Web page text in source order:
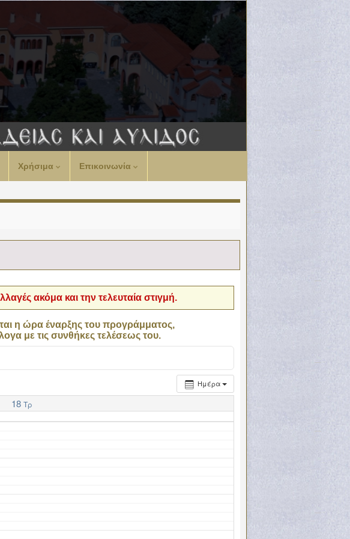
Χρήσιμα Επικοινωνία
ακόμα και την τελευταία στιγμή.
η ώρα έναρξης του προγράμματος,
με τις συνθήκες τελέσεως του.
Ημέρα
18 Τρ